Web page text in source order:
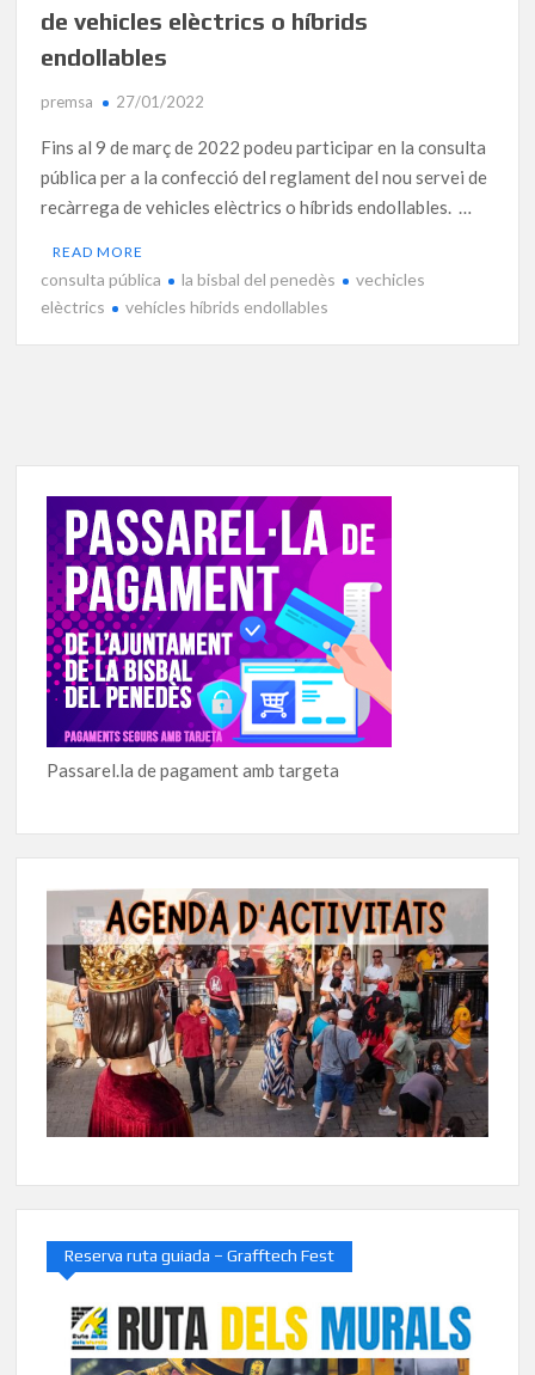
de vehicles elèctrics o híbrids
endollables
premsa 27/01/2022
Fins al 9 de març de 2022 podeu participar en la consulta
pública per a la confecció del reglament del nou servei de
recàrrega de vehicles elèctrics o híbrids endollables. …
READ MORE
consulta pública la bisbal del penedès
vechicles
elèctrics
vehícles híbrids endollables
Passarel.la de pagament amb targeta
Reserva ruta guiada – Grafftech Fest